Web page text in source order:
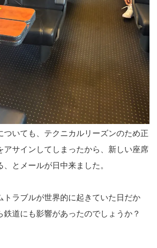
ついても、テクニカルリーズンのため正
アサインしてしまったから、新しい座席
、とメールが日中来ました。
トラブルが世界的に起きていた日だか
鉄道にも影響があったのでしょうか？